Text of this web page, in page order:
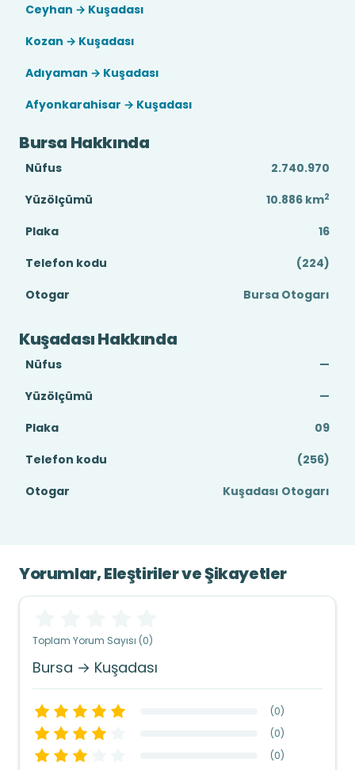
Ceyhan → Kuşadası
Kozan → Kuşadası
Adıyaman → Kuşadası
Afyonkarahisar → Kuşadası
Bursa Hakkında
Nüfus
2.740.970
Yüzölçümü
10.886 km2
Plaka
16
Telefon kodu
(224)
Otogar
Bursa Otogarı
Kuşadası Hakkında
Nüfus
—
Yüzölçümü
—
Plaka
09
Telefon kodu
(256)
Otogar
Kuşadası Otogarı
Yorumlar, Eleştiriler ve Şikayetler
Toplam Yorum Sayısı (0)
Bursa → Kuşadası
(0)
(0)
(0)